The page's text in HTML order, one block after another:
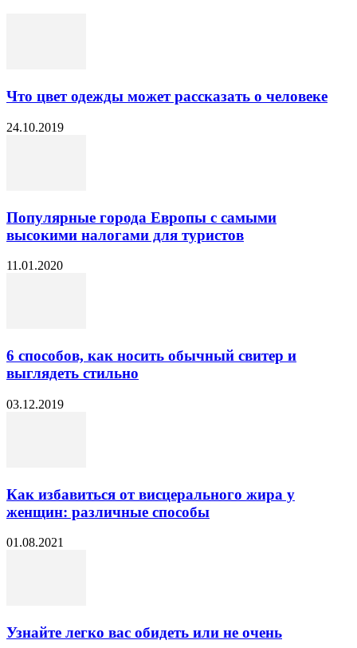
Что цвет одежды может рассказать о человеке
24.10.2019
Популярные города Европы с самыми
высокими налогами для туристов
11.01.2020
6 способов, как носить обычный свитер и
выглядеть стильно
03.12.2019
Как избавиться от висцерального жира у
женщин: различные способы
01.08.2021
Узнайте легко вас обидеть или не очень